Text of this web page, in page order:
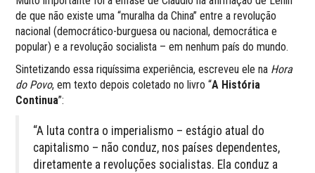
de que não existe uma “muralha da China” entre a revolução
nacional (democrático-burguesa ou nacional, democrática e
popular) e a revolução socialista – em nenhum país do mundo.
Sintetizando essa riquíssima experiência, escreveu ele na Hora
do Povo, em texto depois coletado no livro “A História
Continua”:
“A luta contra o imperialismo – estágio atual do
capitalismo – não conduz, nos países dependentes,
diretamente a re­voluções socialistas. Ela conduz a